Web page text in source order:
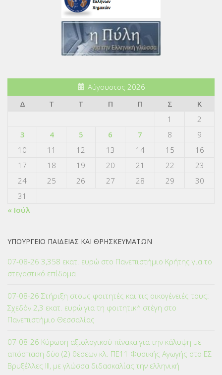
Αύγουστος 2026
Δ
Τ Τ Π Π Σ
Κ
1
2
3
4 5 6 7 8
9
10
11 12 13 14 15
16
17
18 19 20 21 22
23
24
25 26 27 28 29
30
31
« Ιούλ
ΥΠΟΥΡΓΕΙΟ ΠΑΙΔΕΙΑΣ ΚΑΙ ΘΡΗΣΚΕΥΜΑΤΩΝ
07-08-26 3,358 εκατ. ευρώ στο Πανεπιστήμιο Κρήτης για το
στεγαστικό επίδομα
07-08-26 Στήριξη στους φοιτητές και τις οικογένειές τους:
Σχεδόν 2,3 εκατ. ευρώ για τη φοιτητική στέγη στο
Πανεπιστήμιο Θεσσαλίας
07-08-26 Κύρωση αξιολογικού πίνακα για την κάλυψη με
απόσπαση δύο (2) θέσεων κλ. ΠΕ11 Φυσικής Αγωγής στο ΕΣ
Βρυξέλλες ΙΙΙ, με γλώσσα διδασκαλίας την ελληνική